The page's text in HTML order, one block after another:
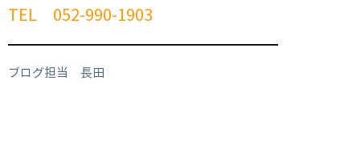
TEL 052-990-1903
━━━━━━━━━━━━━━━━━━━━━━━━
ブログ担当 長田